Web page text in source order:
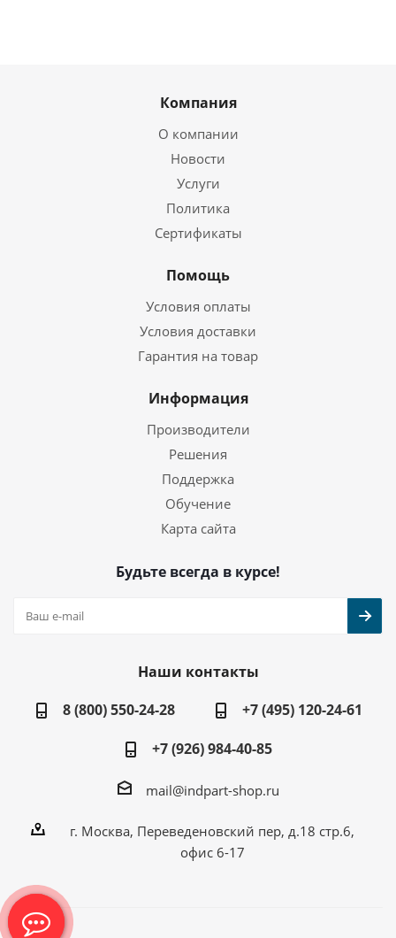
Компания
О компании
Новости
Услуги
Политика
Сертификаты
Помощь
Условия оплаты
Условия доставки
Гарантия на товар
Информация
Производители
Решения
Поддержка
Обучение
Карта сайта
Будьте всегда в курсе!
Наши контакты
8 (800) 550-24-28
+7 (495) 120-24-61
+7 (926) 984-40-85
mail@indpart-shop.ru
г. Москва, Переведеновский пер, д.18 стр.6,
офис 6-17